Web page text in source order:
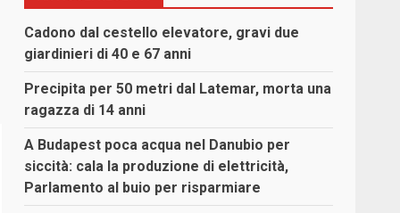
Cadono dal cestello elevatore, gravi due
giardinieri di 40 e 67 anni
Precipita per 50 metri dal Latemar, morta una
ragazza di 14 anni
A Budapest poca acqua nel Danubio per
siccità: cala la produzione di elettricità,
Parlamento al buio per risparmiare